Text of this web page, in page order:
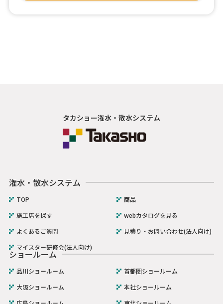
タカショー潅水・散水システム
潅水・散水システム
TOP
商品
施工店を探す
webカタログを見る
よくあるご質問
見積り・お問い合わせ(法人向け)
マイスター研修会(法人向け)
ショールーム
品川ショールーム
首都圏ショールーム
大阪ショールーム
本社ショールーム